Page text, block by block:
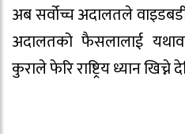
अब सर्वोच्च अदालतले वाइडबडी
अदालतको फैसलालाई
कुराले फेरि राष्ट्रिय ध्यान